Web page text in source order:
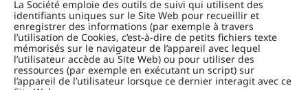
La Société emploie des outils de suivi qui utilisent des
identifiants uniques sur le Site Web pour recueillir et
enregistrer des informations (par exemple à travers
l’utilisation de Cookies, c’est-à-dire de petits fichiers texte
mémorisés sur le navigateur de l’appareil avec lequel
l’utilisateur accède au Site Web) ou pour utiliser des
ressources (par exemple en exécutant un script) sur
l’appareil de l’utilisateur lorsque ce dernier interagit avec ce